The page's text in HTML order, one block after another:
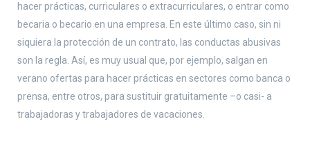
hacer prácticas, curriculares o extracurriculares, o entrar como
becaria o becario en una empresa. En este último caso, sin ni
siquiera la protección de un contrato, las conductas abusivas
son la regla. Así, es muy usual que, por ejemplo, salgan en
verano ofertas para hacer prácticas en sectores como banca o
prensa, entre otros, para sustituir gratuitamente –o casi- a
trabajadoras y trabajadores de vacaciones.